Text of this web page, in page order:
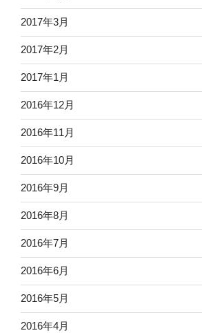
2017年3月
2017年2月
2017年1月
2016年12月
2016年11月
2016年10月
2016年9月
2016年8月
2016年7月
2016年6月
2016年5月
2016年4月